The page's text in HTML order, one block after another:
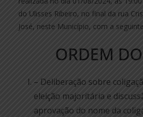
do Ulisses Ribeiro, no final da rua
José, neste Município, com a seguinte
ORDEM
– Deliberação sobre
eleição majoritária e
aprovação do nome da